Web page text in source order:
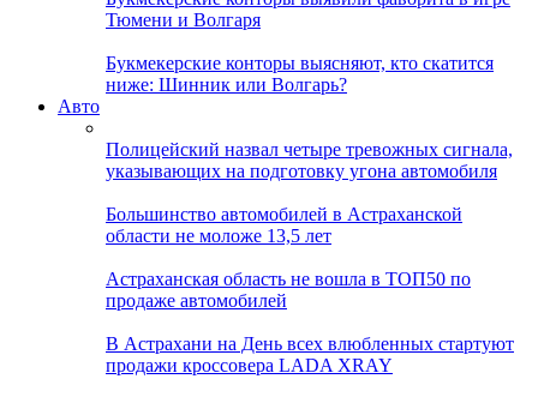
Тюмени и Волгаря
Букмекерские конторы выясняют, кто скатится
ниже: Шинник или Волгарь?
Авто
Полицейский назвал четыре тревожных сигнала,
указывающих на подготовку угона автомобиля
Большинство автомобилей в Астраханской
области не моложе 13,5 лет
Астраханская область не вошла в ТОП50 по
продаже автомобилей
В Астрахани на День всех влюбленных стартуют
продажи кроссовера LADA XRAY